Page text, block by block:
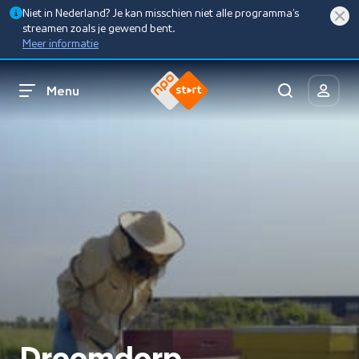
Niet in Nederland? Je kan misschien niet alle programma’s
streamen zoals je gewend bent.
Meer informatie
Menu